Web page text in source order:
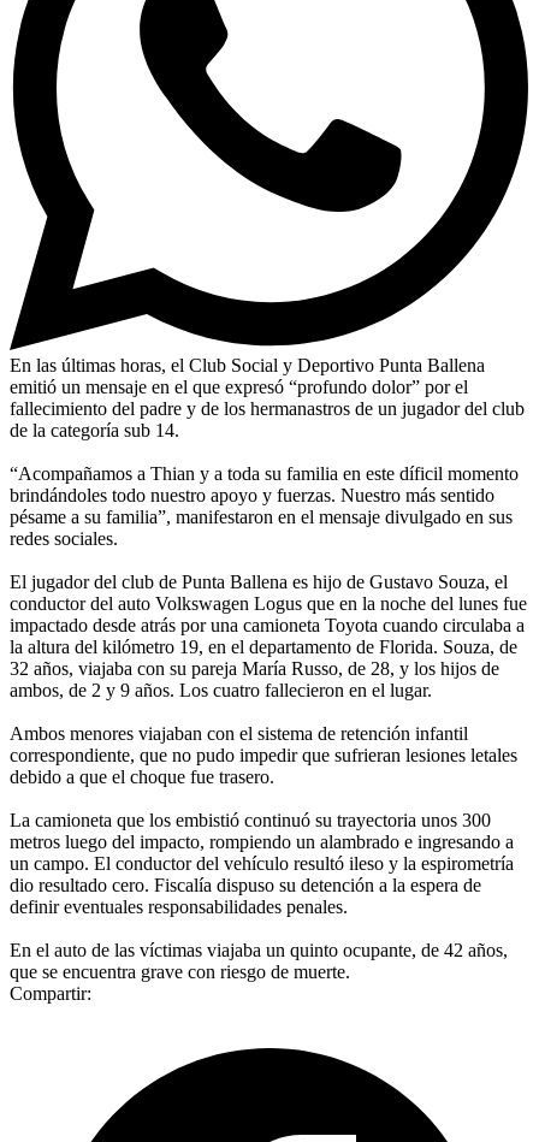
En las últimas horas, el Club Social y Deportivo Punta Ballena
emitió un mensaje en el que expresó “profundo dolor” por el
fallecimiento del padre y de los hermanastros de un jugador del club
de la categoría sub 14.
“Acompañamos a Thian y a toda su familia en este díficil momento
brindándoles todo nuestro apoyo y fuerzas. Nuestro más sentido
pésame a su familia”, manifestaron en el mensaje divulgado en sus
redes sociales.
El jugador del club de Punta Ballena es hijo de Gustavo Souza, el
conductor del auto Volkswagen Logus que en la noche del lunes fue
impactado desde atrás por una camioneta Toyota cuando circulaba a
la altura del kilómetro 19, en el departamento de Florida. Souza, de
32 años, viajaba con su pareja María Russo, de 28, y los hijos de
ambos, de 2 y 9 años. Los cuatro fallecieron en el lugar.
Ambos menores viajaban con el sistema de retención infantil
correspondiente, que no pudo impedir que sufrieran lesiones letales
debido a que el choque fue trasero.
La camioneta que los embistió continuó su trayectoria unos 300
metros luego del impacto, rompiendo un alambrado e ingresando a
un campo. El conductor del vehículo resultó ileso y la espirometría
dio resultado cero. Fiscalía dispuso su detención a la espera de
definir eventuales responsabilidades penales.
En el auto de las víctimas viajaba un quinto ocupante, de 42 años,
que se encuentra grave con riesgo de muerte.
Compartir: